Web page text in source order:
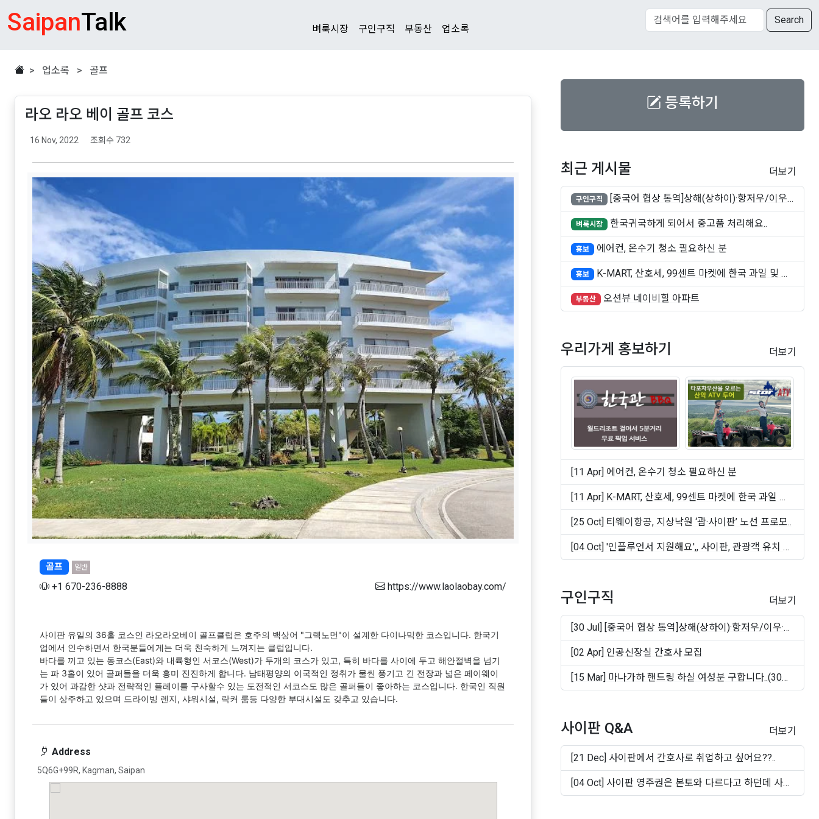
SaipanTalk 벼룩시장 구인구직 부동산 업소록
Search
> 업소록 > 골프
라오 라오 베이 골프 코스
16 Nov, 2022 조회수 732
골프 일반
+1 670-236-8888 https://www.laolaobay.com/
사이판 유일의 36홀 코스인 라오라오베이 골프클럽은 호주의 백상어 "그렉노먼"이 설계한 다이나믹한 코스입니다. 한국기
업에서 인수하면서 한국분들에게는 더욱 친숙하게 느껴지는 클럽입니다.
바다를 끼고 있는 동코스(East)와 내륙형인 서코스(West)가 두개의 코스가 있고, 특히 바다를 사이에 두고 해안절벽을 넘기
는 파 3홀이 있어 골퍼들을 더욱 흥미 진진하게 합니다. 남태평양의 이국적인 정취가 물씬 풍기고 긴 전장과 넓은 페이웨이
가 있어 과감한 샷과 전략적인 플레이를 구사할수 있는 도전적인 서코스도 많은 골퍼들이 좋아하는 코스입니다. 한국인 직원
들이 상주하고 있으며 드라이빙 렌지, 샤워시설, 락커 룸등 다양한 부대시설도 갖추고 있습니다.
Address
5Q6G+99R, Kagman, Saipan
등록하기
최근 게시물 더보기
구인구직
[중국어 협상 통역]상해(상하이)·항저우/이우·
쑤..
벼룩시장 한국귀국하게 되어서 중고품 처리해요..
홍보 에어컨, 온수기 청소 필요하신 분
홍보
K-MART, 산호세, 99센트 마켓에 한국 과일 및 빵
..
부동산 오션뷰 네이비힐 아파트
우리가게 홍보하기 더보기
[11 Apr] 에어컨, 온수기 청소 필요하신 분
[11 Apr] K-MART, 산호세, 99센트 마켓에 한국 과일 및
빵 ..
[25 Oct] 티웨이항공, 지상낙원 ‘괌·사이판’ 노선 프로모..
[04 Oct] '인플루언서 지원해요',, 사이판, 관광객 유치 마
케..
구인구직 더보기
[30 Jul] [중국어 협상 통역]상해(상하이)·항저우/이우·
쑤..
[02 Apr] 인공신장실 간호사 모집
[15 Mar] 마나가하 핸드링 하실 여성분 구합니다..(30대
~50십..
사이판 Q&A 더보기
[21 Dec] 사이판에서 간호사로 취업하고 싶어요??..
[04 Oct] 사이판 영주권은 본토와 다르다고 하던데 사실
인가..